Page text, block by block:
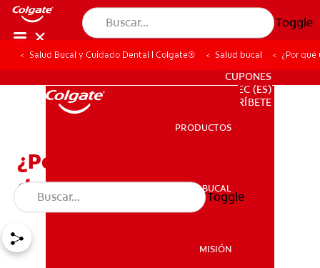
Toggle
SALUD BUCAL
PARA PROFESIONALES
CUPONES
EC (ES)
SUSCRÍBETE
PRODUCTOS
SALUD BUCAL
MISIÓN
Toggle
Salud Bucal y Cuidado Dental | Colgate® Salud bucal ¿Por
¿Por qué usar cremas
dentales con flúor?